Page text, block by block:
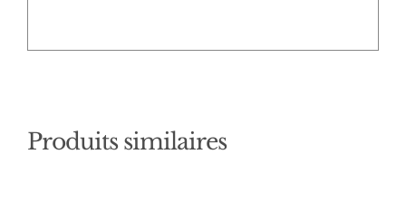
Produits similaires